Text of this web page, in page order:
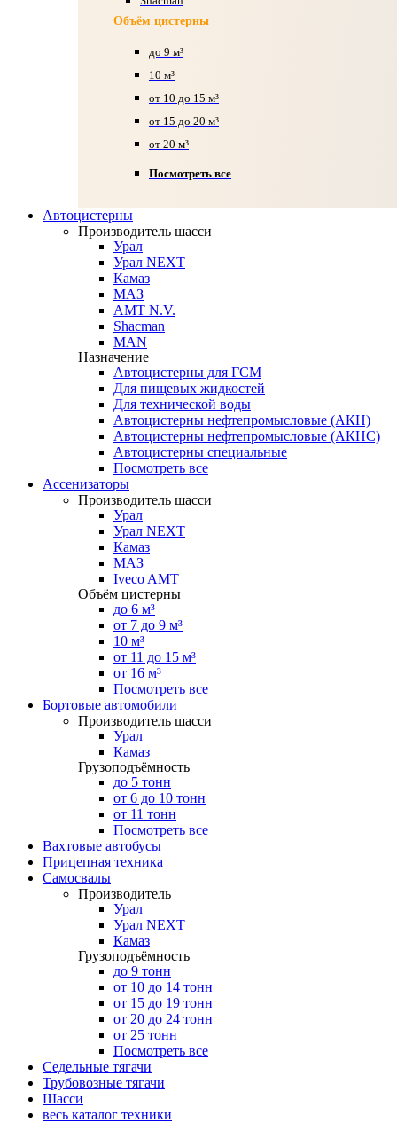
Объём цистерны
до 9 м³
10 м³
от 10 до 15 м³
от 15 до 20 м³
от 20 м³
Посмотреть все
Автоцистерны
Производитель шасси
Урал
Урал NEXT
Камаз
МАЗ
AMT N.V.
Shacman
MAN
Назначение
Автоцистерны для ГСМ
Для пищевых жидкостей
Для технической воды
Автоцистерны нефтепромысловые (АКН)
Автоцистерны нефтепромысловые (АКНС)
Автоцистерны специальные
Посмотреть все
Ассенизаторы
Производитель шасси
Урал
Урал NEXT
Камаз
МАЗ
Iveco AMT
Объём цистерны
до 6 м³
от 7 до 9 м³
10 м³
от 11 до 15 м³
от 16 м³
Посмотреть все
Бортовые автомобили
Производитель шасси
Урал
Камаз
Грузоподъёмность
до 5 тонн
от 6 до 10 тонн
от 11 тонн
Посмотреть все
Вахтовые автобусы
Прицепная техника
Самосвалы
Производитель
Урал
Урал NEXT
Камаз
Грузоподъёмность
до 9 тонн
от 10 до 14 тонн
от 15 до 19 тонн
от 20 до 24 тонн
от 25 тонн
Посмотреть все
Седельные тягачи
Трубовозные тягачи
Шасси
весь каталог техники